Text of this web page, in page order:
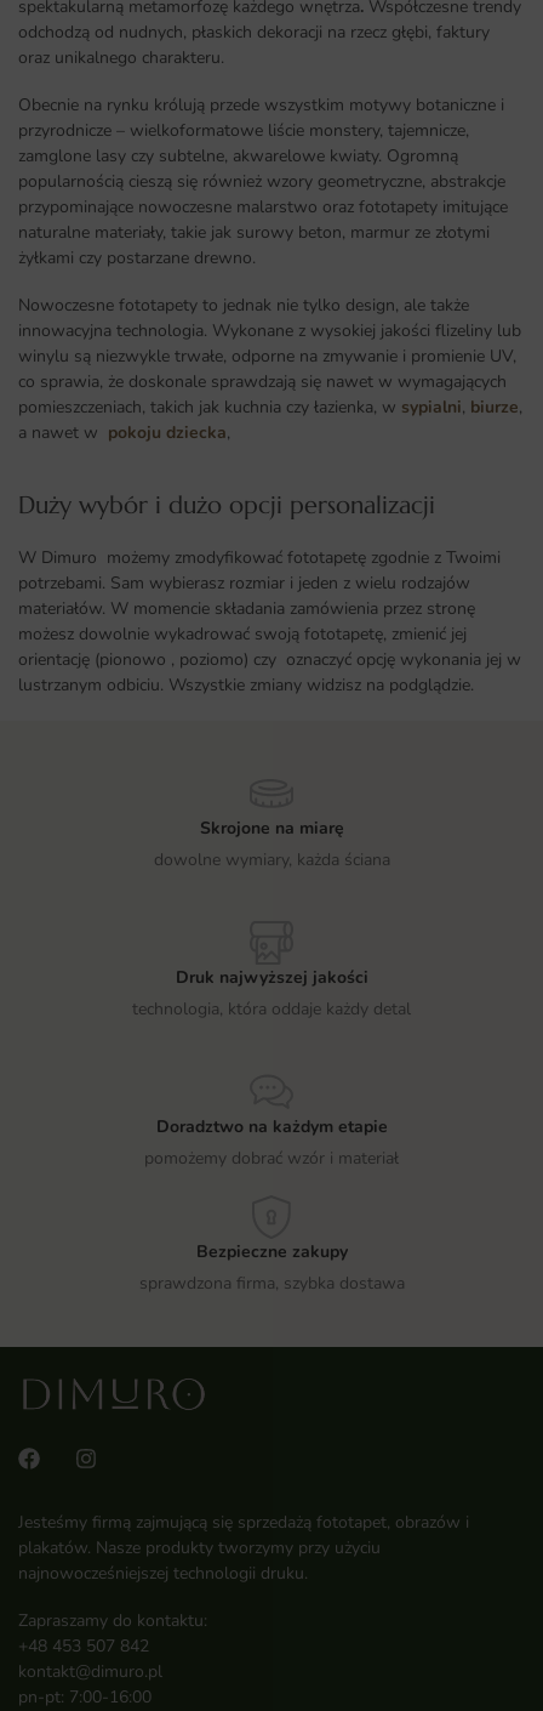
spektakularną metamorfozę każdego wnętrza. Współczesne trendy
odchodzą od nudnych, płaskich dekoracji na rzecz głębi, faktury
oraz unikalnego charakteru.
Obecnie na rynku królują przede wszystkim motywy botaniczne i
przyrodnicze – wielkoformatowe liście monstery, tajemnicze,
zamglone lasy czy subtelne, akwarelowe kwiaty. Ogromną
popularnością cieszą się również wzory geometryczne, abstrakcje
przypominające nowoczesne malarstwo oraz fototapety imitujące
naturalne materiały, takie jak surowy beton, marmur ze złotymi
żyłkami czy postarzane drewno.
Nowoczesne fototapety to jednak nie tylko design, ale także
innowacyjna technologia. Wykonane z wysokiej jakości flizeliny lub
winylu są niezwykle trwałe, odporne na zmywanie i promienie UV,
co sprawia, że doskonale sprawdzają się nawet w wymagających
pomieszczeniach, takich jak kuchnia czy łazienka, w sypialni, biurze,
a nawet w pokoju dziecka,
Duży wybór i dużo opcji personalizacji ​
W Dimuro możemy zmodyfikować fototapetę zgodnie z Twoimi
potrzebami. Sam wybierasz rozmiar i jeden z wielu rodzajów
materiałów. W momencie składania zamówienia przez stronę
możesz dowolnie wykadrować swoją fototapetę, zmienić jej
orientację (pionowo , poziomo) czy oznaczyć opcję wykonania jej w
lustrzanym odbiciu. Wszystkie zmiany widzisz na podglądzie.
Skrojone na miarę
dowolne wymiary, każda ściana
Druk najwyższej jakości
technologia, która oddaje każdy detal
Doradztwo na każdym etapie
pomożemy dobrać wzór i materiał
Bezpieczne zakupy
sprawdzona firma, szybka dostawa
Jesteśmy firmą zajmującą się sprzedażą fototapet, obrazów i
plakatów. Nasze produkty tworzymy przy użyciu
najnowocześniejszej technologii druku.
Zapraszamy do kontaktu:
+48 453 507 842
kontakt@dimuro.pl
pn-pt: 7:00-16:00